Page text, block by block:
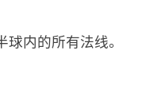
内的所有法线。